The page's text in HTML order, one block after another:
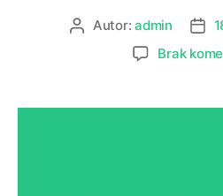
Autor:admin
Brak